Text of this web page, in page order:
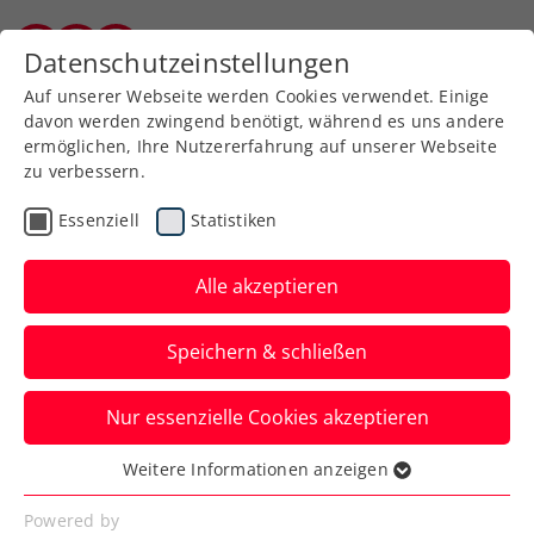
Aktuelle News
News filtern
Datenschutzeinstellungen
Auf unserer Webseite werden Cookies verwendet. Einige
davon werden zwingend benötigt, während es uns andere
ermöglichen, Ihre Nutzererfahrung auf unserer Webseite
zu verbessern.
Essenziell Statistiken
Alle akzeptieren
Speichern & schließen
Nur essenzielle Cookies akzeptieren
Essenziell
Essenzielle Cookies werden für grundlegende
Weitere Informationen anzeigen
Powered by